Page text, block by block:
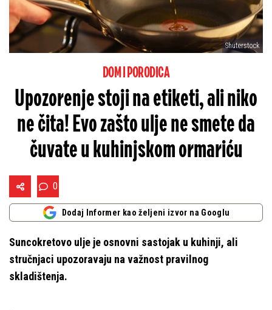
Shuterstock
DOM I PORODICA
Upozorenje stoji na etiketi, ali niko
ne čita! Evo zašto ulje ne smete da
čuvate u kuhinjskom ormariću
0
Dodaj Informer kao željeni izvor na Googlu
Suncokretovo ulje je osnovni sastojak u kuhinji, ali
stručnjaci upozoravaju na važnost pravilnog
skladištenja.